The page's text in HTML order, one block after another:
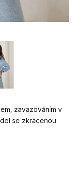
zavazováním v
se zkrácenou